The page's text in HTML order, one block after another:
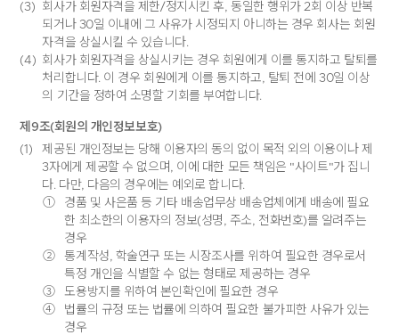
(3)
회사가 회원자격을 제한/정지시킨 후, 동일한 행위가 2회 이상 반복
되거나 30일 이내에 그 사유가 시정되지 아니하는 경우 회사는 회원
자격을 상실시킬 수 있습니다.
(4) 회사가 회원자격을 상실시키는 경우 회원에게 이를 통지하고 탈퇴를
처리합니다. 이 경우 회원에게 이를 통지하고, 탈퇴 전에 30일 이상
의 기간을 정하여 소명할 기회를 부여합니다.
제9조(회원의 개인정보보호)
(1)
제공된 개인정보는 당해 이용자의 동의 없이 목적 외의 이용이나 제
3자에게 제공할 수 없으며, 이에 대한 모든 책임은 "사이트"가 집니
다. 다만, 다음의 경우에는 예외로 합니다.
①
경품 및 사은품 등 기타 배송업무상 배송업체에게 배송에 필요
한 최소한의 이용자의 정보(성명, 주소, 전화번호)를 알려주는
경우
②
통계작성, 학술연구 또는 시장조사를 위하여 필요한 경우로서
특정 개인을 식별할 수 없는 형태로 제공하는 경우
③
도용방지를 위하여 본인확인에 필요한 경우
④
법률의 규정 또는 법률에 의하여 필요한 불가피한 사유가 있는
경우